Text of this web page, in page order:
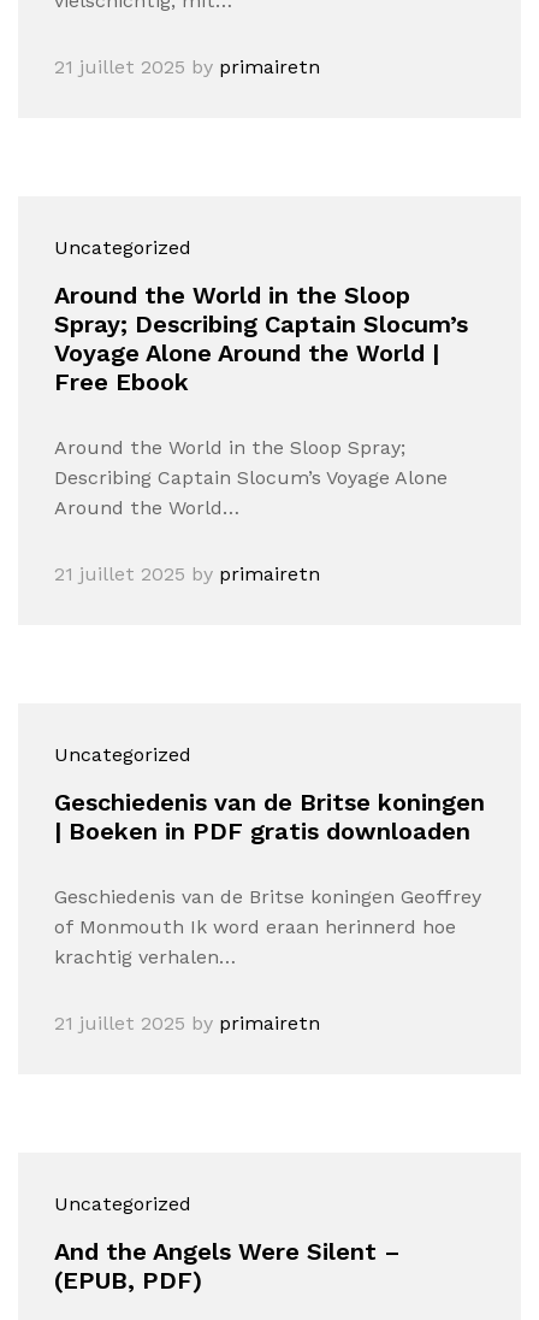
21 juillet 2025 by primairetn
Uncategorized
Around the World in the Sloop
Spray; Describing Captain Slocum’s
Voyage Alone Around the World |
Free Ebook
Around the World in the Sloop Spray;
Describing Captain Slocum’s Voyage Alone
Around the World…
21 juillet 2025 by primairetn
Uncategorized
Geschiedenis van de Britse koningen
| Boeken in PDF gratis downloaden
Geschiedenis van de Britse koningen Geoffrey
of Monmouth Ik word eraan herinnerd hoe
krachtig verhalen…
21 juillet 2025 by primairetn
Uncategorized
And the Angels Were Silent –
(EPUB, PDF)